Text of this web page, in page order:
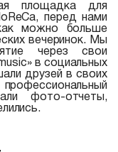
площадка для
перед нами
можно больше
вечеринок. Мы
через свои
в социальных
друзей в своих
фото-отчеты,